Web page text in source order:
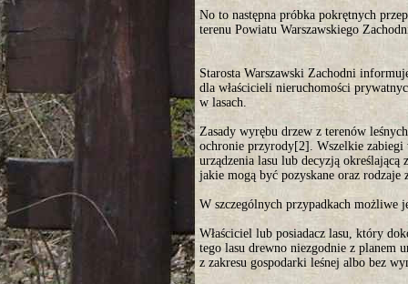
No to następna próbka pokrętnych
terenu Powiatu Warszawskiego
Starosta Warszawski Zachodni
dla właścicieli nieruchomości
w lasach.
Zasady wyrębu drzew z terenów
ochronie przyrody[2]. Wszelkie zabiegi
urządzenia lasu lub decyzją
jakie mogą być pozyskane oraz
W szczególnych przypadkach możliwe
Właściciel lub posiadacz lasu, który
tego lasu drewno niezgodnie z planem
z zakresu gospodarki leśnej albo bez